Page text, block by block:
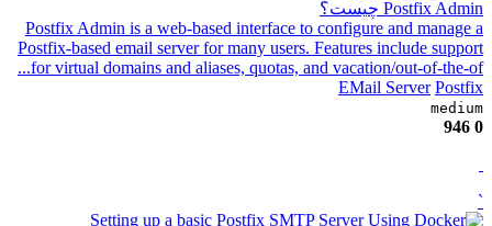
Postfix Admin چیست؟
Postfix Admin is a web-based interface to configure and manage a
Postfix-based email server for many users. Features include support
for virtual domains and aliases, quotas, and vacation/out-of-the-of...
EMail Server Postfix
medium
0
946
`